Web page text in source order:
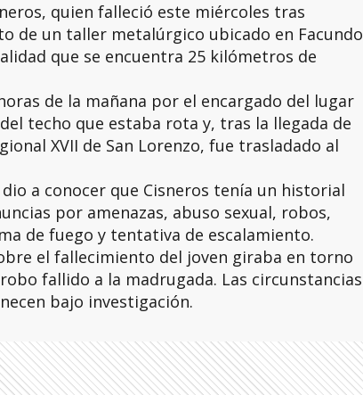
quien falleció este miércoles tras
de un taller metalúrgico ubicado en Facundo
que se encuentra 25 kilómetros de
de la mañana por el encargado del lugar
techo que estaba rota y, tras la llegada de
XVII de San Lorenzo, fue trasladado al
a conocer que Cisneros tenía un historial
por amenazas, abuso sexual, robos,
de fuego y tentativa de escalamiento.
el fallecimiento del joven giraba en torno
fallido a la madrugada. Las circunstancias
bajo investigación.